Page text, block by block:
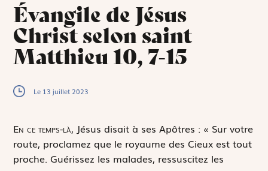
Évangile de Jésus
Christ selon saint
Matthieu 10, 7-15
Le 13 juillet 2023
En ce temps-là, Jésus disait à ses Apôtres : « Sur votre
route, proclamez que le royaume des Cieux est tout
proche. Guérissez les malades, ressuscitez les